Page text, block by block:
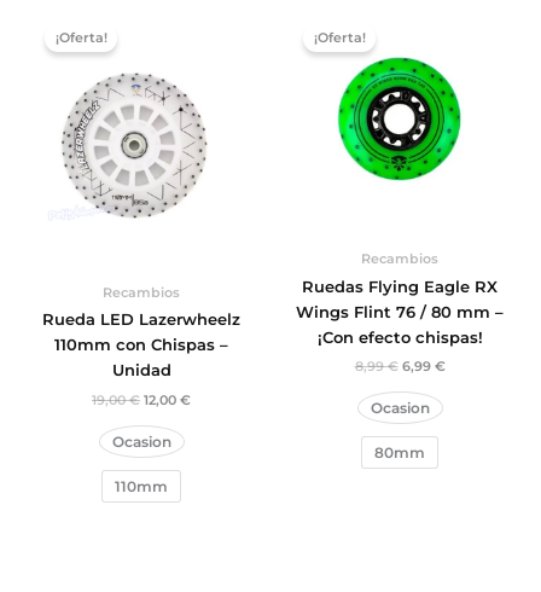
¡Oferta!
Recambios
Rueda LED Lazerwheelz
110mm con Chispas –
Unidad
19,00€
19,00 €.
12,00 €
Ocasion
110mm
¡Oferta!
Recambios
Ruedas Flying Eagle RX
Wings Flint 76 / 80 mm –
¡Con efecto chispas!
8,99€
era:
8,99 €.
6,99 €
6,99 €.
Ocasion
80mm